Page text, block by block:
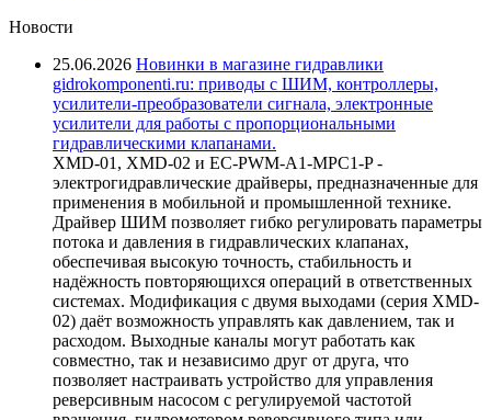
Новости
25.06.2026 Новинки в магазине гидравлики
gidrokomponenti.ru: приводы с ШИМ, контроллеры,
усилители-преобразователи сигнала, электронные
усилители для работы с пропорциональными
гидравлическими клапанами.
XMD-01, XMD-02 и EC-PWM-A1-MPC1-P -
электрогидравлические драйверы, предназначенные для
применения в мобильной и промышленной технике.
Драйвер ШИМ позволяет гибко регулировать параметры
потока и давления в гидравлических клапанах,
обеспечивая высокую точность, стабильность и
надёжность повторяющихся операций в ответственных
системах. Модификация с двумя выходами (серия XMD-
02) даёт возможность управлять как давлением, так и
расходом. Выходные каналы могут работать как
совместно, так и независимо друг от друга, что
позволяет настраивать устройство для управления
реверсивным насосом с регулируемой частотой